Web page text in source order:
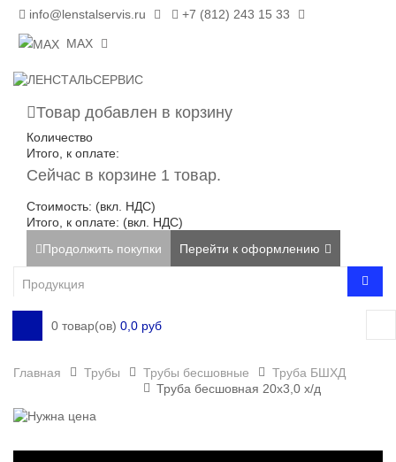
info@lenstalservis.ru +7 (812) 243 15 33
MAX
0 товар(ов) 0,0 руб
Товар добавлен в корзину
Количество
Итого, к оплате:
Сейчас в корзине 1 товар.
Стоимость: (вкл. НДС)
Итого, к оплате: (вкл. НДС)
Продолжить покупки
Перейти к оформлению
Главная Трубы Трубы бесшовные
Труба БШХД
Труба бесшовная 20х3,0 х/д